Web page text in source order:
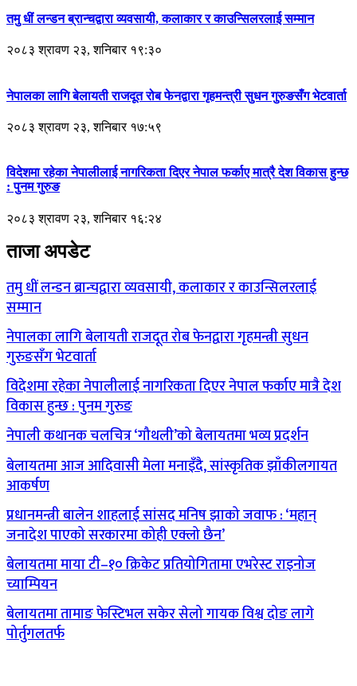
तमु धीं लन्डन ब्रान्चद्वारा व्यवसायी, कलाकार र काउन्सिलरलाई सम्मान
२०८३ श्रावण २३, शनिबार १९:३०
नेपालका लागि बेलायती राजदूत रोब फेनद्वारा गृहमन्त्री सुधन गुरुङसँग भेटवार्ता
२०८३ श्रावण २३, शनिबार १७:५९
विदेशमा रहेका नेपालीलाई नागरिकता दिएर नेपाल फर्काए मात्रै देश विकास हुन्छ
: पुनम गुरुङ
२०८३ श्रावण २३, शनिबार १६:२४
ताजा अपडेट
तमु धीं लन्डन ब्रान्चद्वारा व्यवसायी, कलाकार र काउन्सिलरलाई
सम्मान
नेपालका लागि बेलायती राजदूत रोब फेनद्वारा गृहमन्त्री सुधन
गुरुङसँग भेटवार्ता
विदेशमा रहेका नेपालीलाई नागरिकता दिएर नेपाल फर्काए मात्रै देश
विकास हुन्छ : पुनम गुरुङ
नेपाली कथानक चलचित्र ‘गौथली’को बेलायतमा भव्य प्रदर्शन
बेलायतमा आज आदिवासी मेला मनाइँदै, सांस्कृतिक झाँकीलगायत
आकर्षण
प्रधानमन्त्री बालेन शाहलाई सांसद मनिष झाको जवाफ : ‘महान्
जनादेश पाएको सरकारमा कोही एक्लो छैन’
बेलायतमा माया टी–१० क्रिकेट प्रतियोगितामा एभरेस्ट राइनोज
च्याम्पियन
बेलायतमा तामाङ फेस्टिभल सकेर सेलो गायक विश्व दोङ लागे
पोर्तुगलतर्फ